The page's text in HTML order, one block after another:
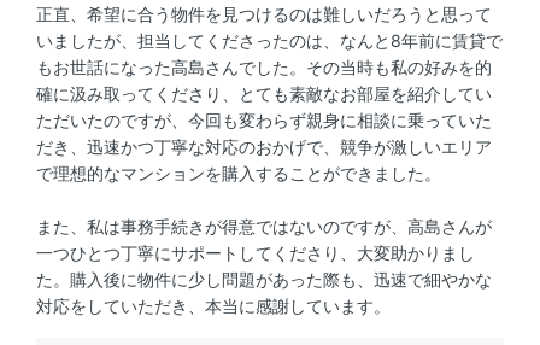
正直、希望に合う物件を見つけるのは難しいだろうと思って
いましたが、担当してくださったのは、なんと8年前に賃貸で
もお世話になった高島さんでした。その当時も私の好みを的
確に汲み取ってくださり、とても素敵なお部屋を紹介してい
ただいたのですが、今回も変わらず親身に相談に乗っていた
だき、迅速かつ丁寧な対応のおかげで、競争が激しいエリア
で理想的なマンションを購入することができました。
また、私は事務手続きが得意ではないのですが、高島さんが
一つひとつ丁寧にサポートしてくださり、大変助かりまし
た。購入後に物件に少し問題があった際も、迅速で細やかな
対応をしていただき、本当に感謝しています。